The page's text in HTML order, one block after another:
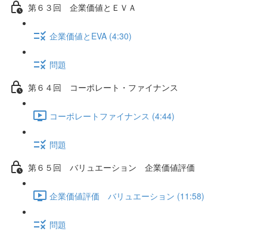
第６３回 企業価値とＥＶＡ
企業価値とEVA (4:30)
問題
第６４回 コーポレート・ファイナンス
コーポレートファイナンス (4:44)
問題
第６５回 バリュエーション 企業価値評価
企業価値評価 バリュエーション (11:58)
問題